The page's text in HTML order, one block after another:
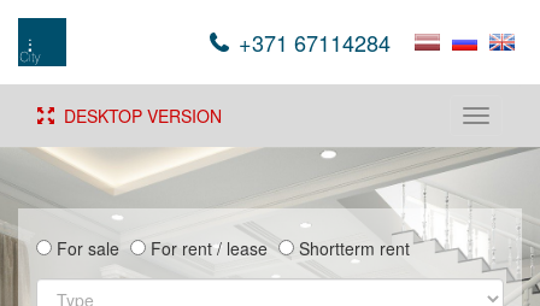
+371 67114284
Toggle
DESKTOP VERSION
For sale For rent / lease Shortterm rent